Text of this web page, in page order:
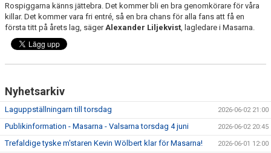
Rospiggarna känns jättebra. Det kommer bli en bra genomkörare för våra
killar. Det kommer vara fri entré, så en bra chans för alla fans att få en
första titt på årets lag, sägerAlexander Liljekvist, lagledare i Masarna.
Nyhetsarkiv
Laguppställningarn till torsdag 2026-06-02 21:00
Publikinformation - Masarna - Valsarna torsdag 4 juni 2026-06-02 20:45
Trefaldige tyske m'staren Kevin Wölbert klar för Masarna! 2026-06-01 12:00